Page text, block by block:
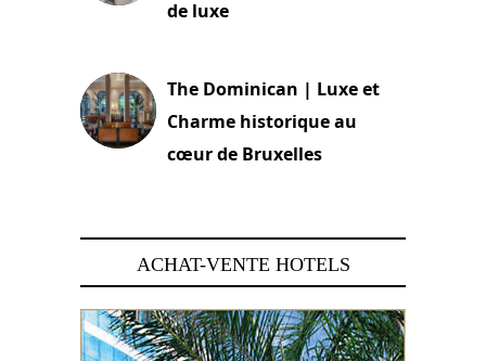
de luxe
The Dominican | Luxe et
Charme historique au
cœur de Bruxelles
ACHAT-VENTE HOTELS